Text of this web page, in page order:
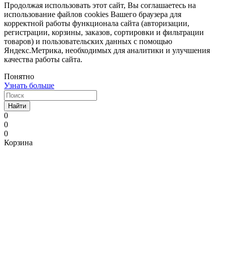
Продолжая использовать этот сайт, Вы соглашаетесь на
использование файлов cookies Вашего браузера для
корректной работы функционала сайта (авторизации,
регистрации, корзины, заказов, сортировки и фильтрации
товаров) и пользовательских данных с помощью
Яндекс.Метрика, необходимых для аналитики и улучшения
качества работы сайта.
Понятно
Узнать больше
Найти
0
0
0
Корзина